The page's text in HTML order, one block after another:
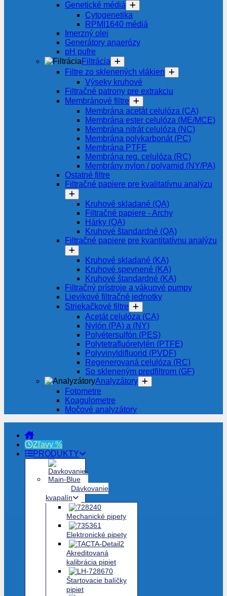
Genetické médiá
Cytogenetika
RPMI1640 médiá
Imerzný olej
Generátory anaerózy
pH pufre
Filtrácia
Filtre zo sklenených vlákien
Výseky kruhové
Filtračné patrony pre extrakciu
Membránové filtre
Membrána acetát celulóza (CA)
Membrána ester celulóza (ME/MCE)
Membrána nitrát celulóza (NC)
Membrána polykarbonát (PC)
Membrána PTFE
Membrána reg. celulóza (RC)
Membrány nylon / polyamid (NY/PA)
Ostatné filtre
Filtračné papiere pre kvalitatívnu analýzu
Kruhové skladané (QA)
Filtračné papiere - Archy
Hárky (QA)
Kruhové štandardné (QA)
Filtračné papiere pre kvantitatívnu analýzu
Kruhové skladané (KA)
Kruhové spevnené (KA)
Kruhové štandardné (KA)
Filtračný prístroje a vákuové pumpy
Lievikové filtračné jednotky
Striekačkové filtre
Acetát celulóza (CA)
Nylón (PA) a (NY)
Polyétersulfón (PES)
Polytetrafluóretylén (PTFE)
Polyvinyldifluorid (PVDF)
Regenerovaná celulóza (RC)
So skleneným predfiltrom (GF)
Analyzátory
Fotometre
Koagulometre
Močové analyzátory
Zľavy %
PRODUKTY
Dávkovanie
kvapalín
Mechanické pipety
Elektronické pipety
Akreditovaná
kalibrácia pipiet
Štartovacie balíčky
pipiet